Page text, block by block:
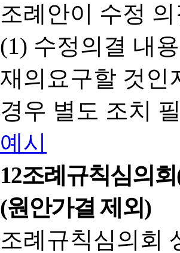
조례안이 수정
(1) 수정의결 내
재의요구할 것인
경우 별도 조치
예시
12조례규칙심의
(원안가결 제외)
조례규칙심의회